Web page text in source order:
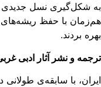
شکل‌گیری نسل جدیدی از
با حفظ ریشه‌های
بردند.
و نشر آثار ادبی غربی
با سابقه‌ی طولانی